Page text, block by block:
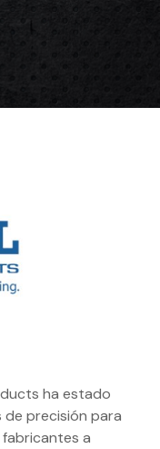
ha estado
precisión para
a